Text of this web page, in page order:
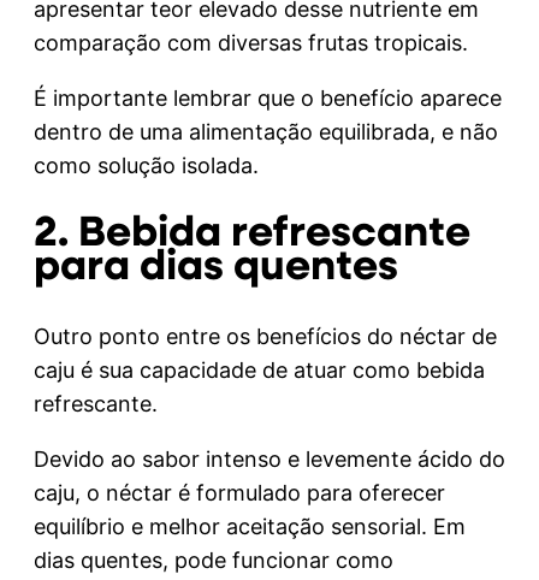
apresentar teor elevado desse nutriente em
comparação com diversas frutas tropicais.
É importante lembrar que o benefício aparece
dentro de uma alimentação equilibrada, e não
como solução isolada.
2. Bebida refrescante
para dias quentes
Outro ponto entre os benefícios do néctar de
caju é sua capacidade de atuar como bebida
refrescante.
Devido ao sabor intenso e levemente ácido do
caju, o néctar é formulado para oferecer
equilíbrio e melhor aceitação sensorial. Em
dias quentes, pode funcionar como